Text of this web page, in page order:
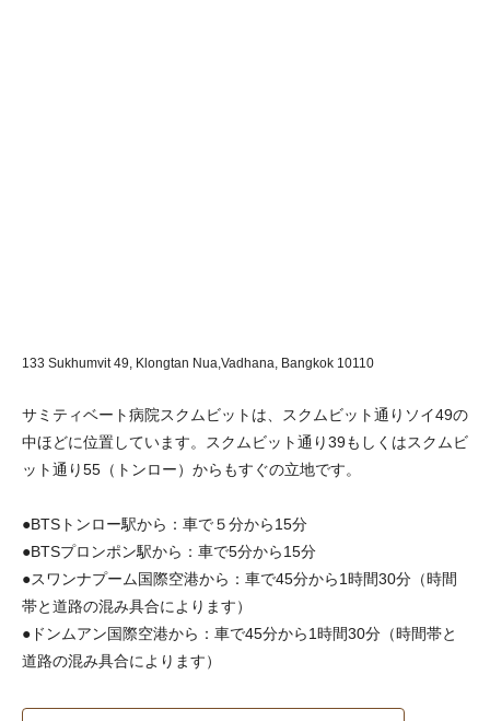
133 Sukhumvit 49, Klongtan Nua,Vadhana, Bangkok 10110
サミティベート病院スクムビットは、スクムビット通りソイ49の
中ほどに位置しています。スクムビット通り39もしくはスクムビ
ット通り55（トンロー）からもすぐの立地です。
●BTSトンロー駅から：車で５分から15分
●BTSプロンポン駅から：車で5分から15分
●スワンナプーム国際空港から：車で45分から1時間30分（時間
帯と道路の混み具合によります）
●ドンムアン国際空港から：車で45分から1時間30分（時間帯と
道路の混み具合によります）